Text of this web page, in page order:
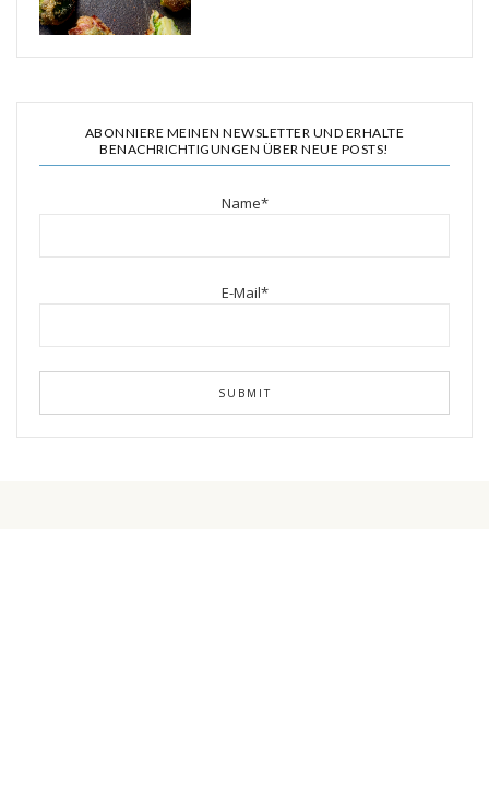
ABONNIERE MEINEN NEWSLETTER UND ERHALTE
BENACHRICHTIGUNGEN ÜBER NEUE POSTS!
Name*
E-Mail*